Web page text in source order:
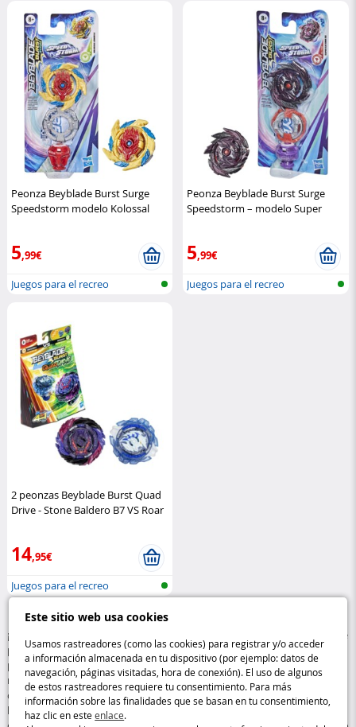
Este sitio web usa cookies
Usamos rastreadores (como las cookies) para registrar y/o acceder
a información almacenada en tu dispositivo (por ejemplo: datos de
navegación, páginas visitadas, hora de conexión). El uso de algunos
de estos rastreadores requiere tu consentimiento. Para más
información sobre las finalidades que se basan en tu consentimiento,
haz clic en esteenlace.
Peonza Beyblade Burst Surge
Speedstorm modelo Kolossal
5,99€
Juegos para el recreo
Peonza Beyblade Burst Surge
Speedstorm – modelo Super
5,99€
Juegos para el recreo
2 peonzas Beyblade Burst Quad
Drive - Stone Baldero B7 VS Roar
14,95€
Juegos para el recreo
¡Descubre los clásicos de siempre para el recreo con nuestra selección de
peonzas y canicas! Ya sea para duelos de peonzas ultradinámicos o
partidas estratégicas de canicas, estos clásicos siguen fascinando a los
niños. Descubre peonzas rápidas y de alto rendimiento, canicas de
colores con diseños únicos y todos los accesorios imprescindibles para
horas de diversión con amigos. Las peonzas y las canicas, perfectas para